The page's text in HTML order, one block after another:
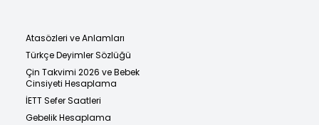
Atasözleri ve Anlamları
Türkçe Deyimler Sözlüğü
Çin Takvimi 2026 ve Bebek
Cinsiyeti Hesaplama
İETT Sefer Saatleri
Gebelik Hesaplama